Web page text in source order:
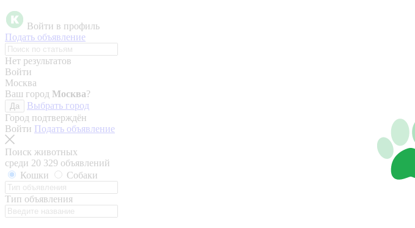
Войти в профиль
Подать объявление
Нет результатов
Войти
Москва
Ваш город Москва?
Да
Выбрать город
Город подтверждён
Войти Подать объявление
Поиск животных
среди 20 329 объявлений
Кошки
Собаки
Тип объявления